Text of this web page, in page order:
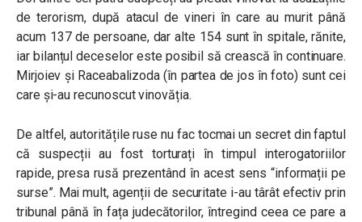
de terorism, după atacul de vineri în care au murit până
acum 137 de persoane, dar alte 154 sunt în spitale, rănite,
iar bilanțul deceselor este posibil să crească în continuare.
Mirjoiev și Raceabalizoda (în partea de jos în foto) sunt cei
care și-au recunoscut vinovăția.
De altfel, autoritățile ruse nu fac tocmai un secret din faptul
că suspecții au fost torturați în timpul interogatoriilor
rapide, presa rusă prezentând în acest sens “informații pe
surse”. Mai mult, agenții de securitate i-au târât efectiv prin
tribunal până în fața judecătorilor, întregind ceea ce pare a